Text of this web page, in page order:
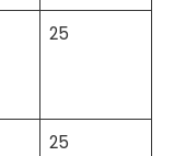
25
25